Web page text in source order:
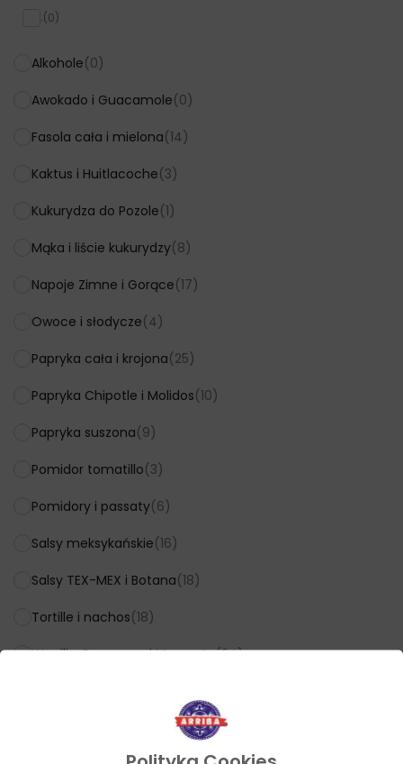
.(0)
Alkohole(0)
Awokado i Guacamole(0)
Fasola cała i mielona(14)
Kaktus i Huitlacoche(3)
Kukurydza do Pozole(1)
Mąka i liście kukurydzy(8)
Napoje Zimne i Gorące(17)
Owoce i słodycze(4)
Papryka cała i krojona(25)
Papryka Chipotle i Molidos(10)
Papryka suszona(9)
Pomidor tomatillo(3)
Pomidory i passaty(6)
Salsy meksykańskie(16)
Salsy TEX-MEX i Botana(18)
Tortille i nachos(18)
Wanilia, Przyprawy i Marynaty(24)